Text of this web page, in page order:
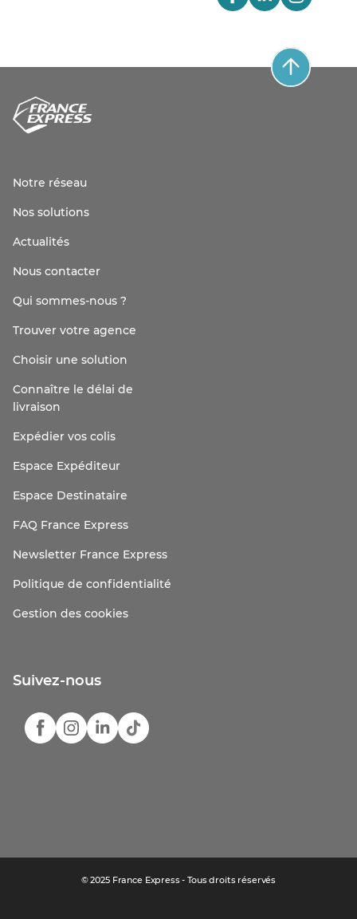
Notre réseau
Nos solutions
Actualités
Nous contacter
Qui sommes-nous ?
Trouver votre agence
Choisir une solution
Connaître le délai de
livraison
Expédier vos colis
Espace Expéditeur
Espace Destinataire
FAQ France Express
Newsletter France Express
Politique de confidentialité
Gestion des cookies
Suivez-nous
© 2025 France Express - Tous droits réservés